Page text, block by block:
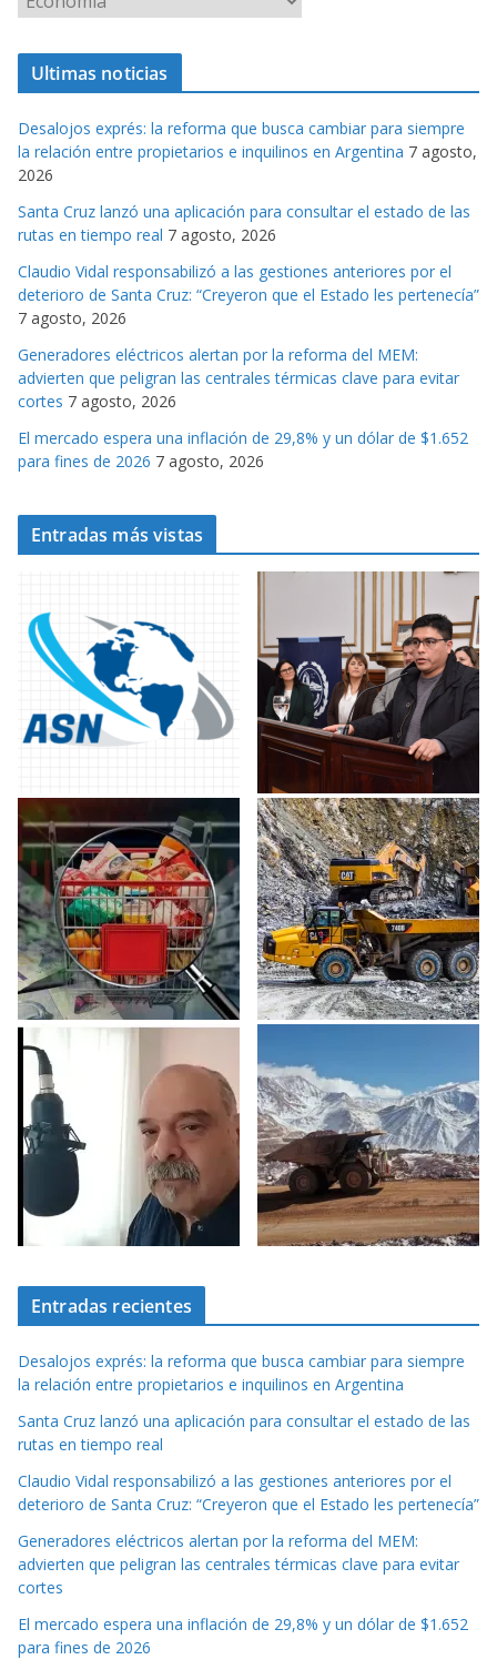
a
t
o
r
a
s
Ultimas noticias
Desalojos exprés: la reforma que busca cambiar para siempre
la relación entre propietarios e inquilinos en Argentina 7 agosto,
2026
Santa Cruz lanzó una aplicación para consultar el estado de las
rutas en tiempo real 7 agosto, 2026
Claudio Vidal responsabilizó a las gestiones anteriores por el
deterioro de Santa Cruz: “Creyeron que el Estado les pertenecía”
7 agosto, 2026
Generadores eléctricos alertan por la reforma del MEM:
advierten que peligran las centrales térmicas clave para evitar
cortes 7 agosto, 2026
El mercado espera una inflación de 29,8% y un dólar de $1.652
para fines de 2026 7 agosto, 2026
Entradas más vistas
Entradas recientes
Desalojos exprés: la reforma que busca cambiar para siempre
la relación entre propietarios e inquilinos en Argentina
Santa Cruz lanzó una aplicación para consultar el estado de las
rutas en tiempo real
Claudio Vidal responsabilizó a las gestiones anteriores por el
deterioro de Santa Cruz: “Creyeron que el Estado les pertenecía”
Generadores eléctricos alertan por la reforma del MEM:
advierten que peligran las centrales térmicas clave para evitar
cortes
El mercado espera una inflación de 29,8% y un dólar de $1.652
para fines de 2026